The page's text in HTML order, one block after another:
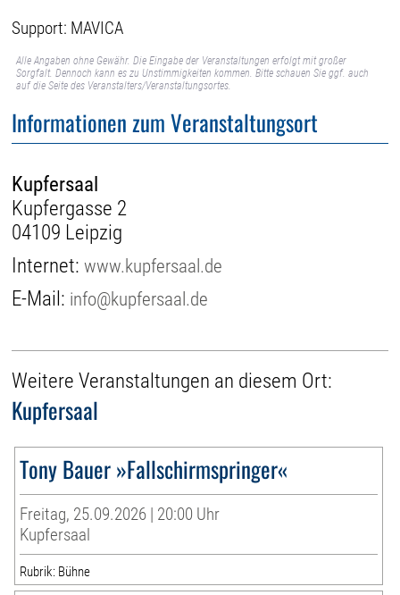
Support: MAVICA
Alle Angaben ohne Gewähr. Die Eingabe der Veranstaltungen erfolgt mit großer
Sorgfalt. Dennoch kann es zu Unstimmigkeiten kommen. Bitte schauen Sie ggf. auch
auf die Seite des Veranstalters/Veranstaltungsortes.
Informationen zum Veranstaltungsort
Kupfersaal
Kupfergasse 2
04109 Leipzig
Internet:www.kupfersaal.de
E-Mail: info@kupfersaal.de
Weitere Veranstaltungen an diesem Ort:
Kupfersaal
Tony Bauer »Fallschirmspringer«
Freitag, 25.09.2026 | 20:00 Uhr
Kupfersaal
Rubrik: Bühne